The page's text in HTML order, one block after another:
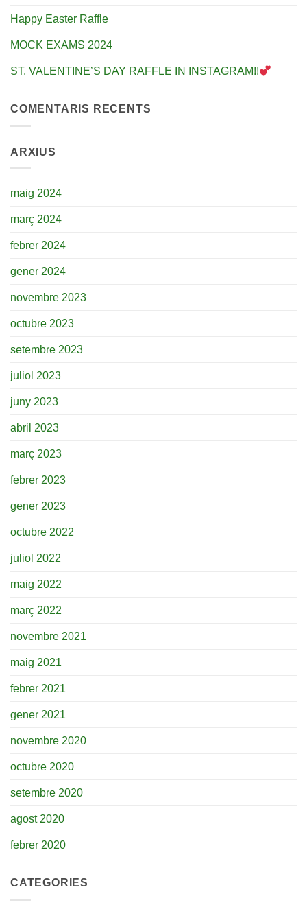
Happy Easter Raffle
MOCK EXAMS 2024
ST. VALENTINE’S DAY RAFFLE IN INSTAGRAM!!
COMENTARIS RECENTS
ARXIUS
maig 2024
març 2024
febrer 2024
gener 2024
novembre 2023
octubre 2023
setembre 2023
juliol 2023
juny 2023
abril 2023
març 2023
febrer 2023
gener 2023
octubre 2022
juliol 2022
maig 2022
març 2022
novembre 2021
maig 2021
febrer 2021
gener 2021
novembre 2020
octubre 2020
setembre 2020
agost 2020
febrer 2020
CATEGORIES